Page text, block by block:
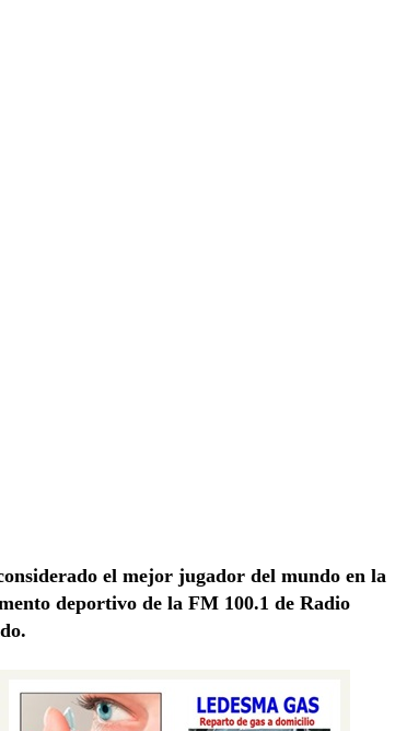
el mejor jugador del mundo en la
deportivo de la FM 100.1 de Radio